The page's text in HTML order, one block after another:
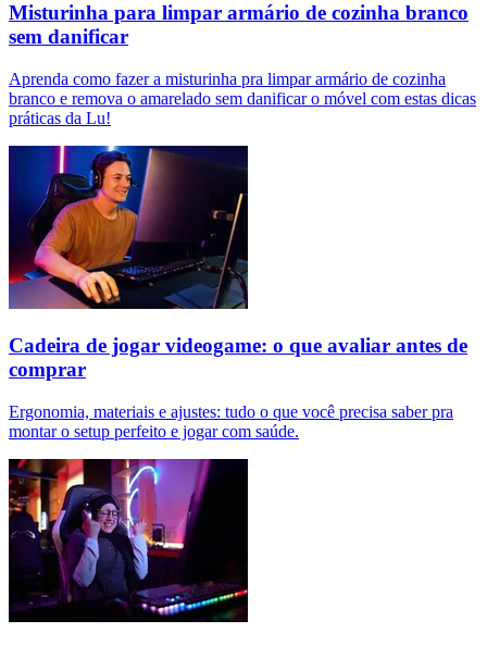
Misturinha para limpar armário de cozinha branco
sem danificar
Aprenda como fazer a misturinha pra limpar armário de cozinha
branco e remova o amarelado sem danificar o móvel com estas dicas
práticas da Lu!
Cadeira de jogar videogame: o que avaliar antes de
comprar
Ergonomia, materiais e ajustes: tudo o que você precisa saber pra
montar o setup perfeito e jogar com saúde.